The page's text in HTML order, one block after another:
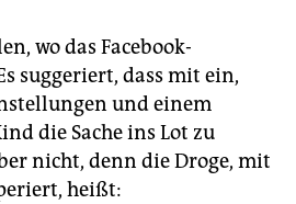
wo das Facebook-
suggeriert, dass mit ein,
und einem
die Sache ins Lot zu
nicht, denn die Droge, mit
heißt: